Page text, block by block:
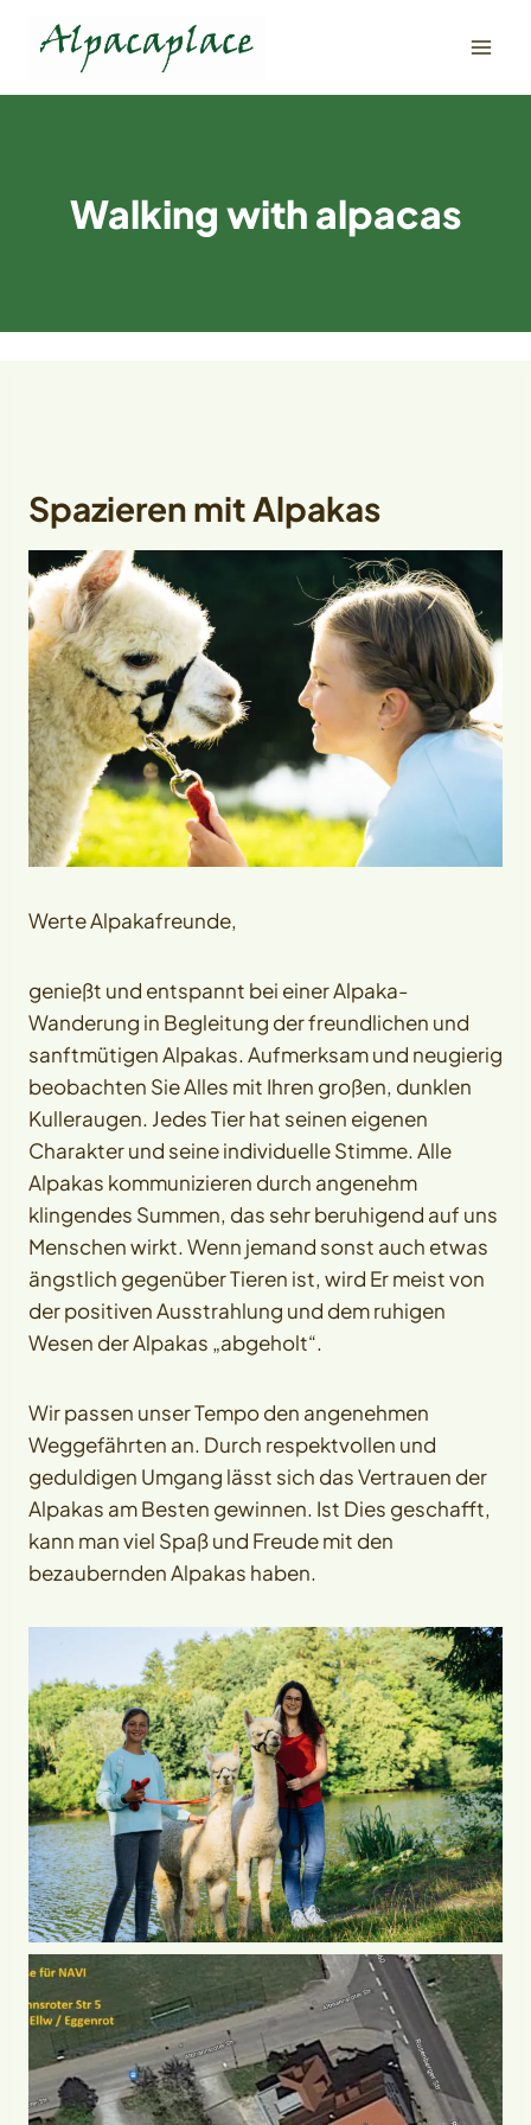
Walking with alpacas
Spazieren mit Alpakas
Werte Alpakafreunde,
genießt und entspannt bei einer Alpaka-
Wanderung in Begleitung der freundlichen und
sanftmütigen Alpakas. Aufmerksam und neugierig
beobachten Sie Alles mit Ihren großen, dunklen
Kulleraugen. Jedes Tier hat seinen eigenen
Charakter und seine individuelle Stimme. Alle
Alpakas kommunizieren durch angenehm
klingendes Summen, das sehr beruhigend auf uns
Menschen wirkt. Wenn jemand sonst auch etwas
ängstlich gegenüber Tieren ist, wird Er meist von
der positiven Ausstrahlung und dem ruhigen
Wesen der Alpakas „abgeholt“.
Wir passen unser Tempo den angenehmen
Weggefährten an. Durch respektvollen und
geduldigen Umgang lässt sich das Vertrauen der
Alpakas am Besten gewinnen. Ist Dies geschafft,
kann man viel Spaß und Freude mit den
bezaubernden Alpakas haben.